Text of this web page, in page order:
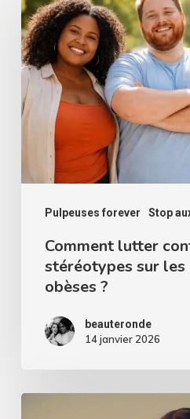
Pulpeuses forever Stop
lutter
contre
les
stéréotypes
sur
obèses
Comment lutter
stéréotypes sur les
obèses ?
beauteronde
14 janvier 2026